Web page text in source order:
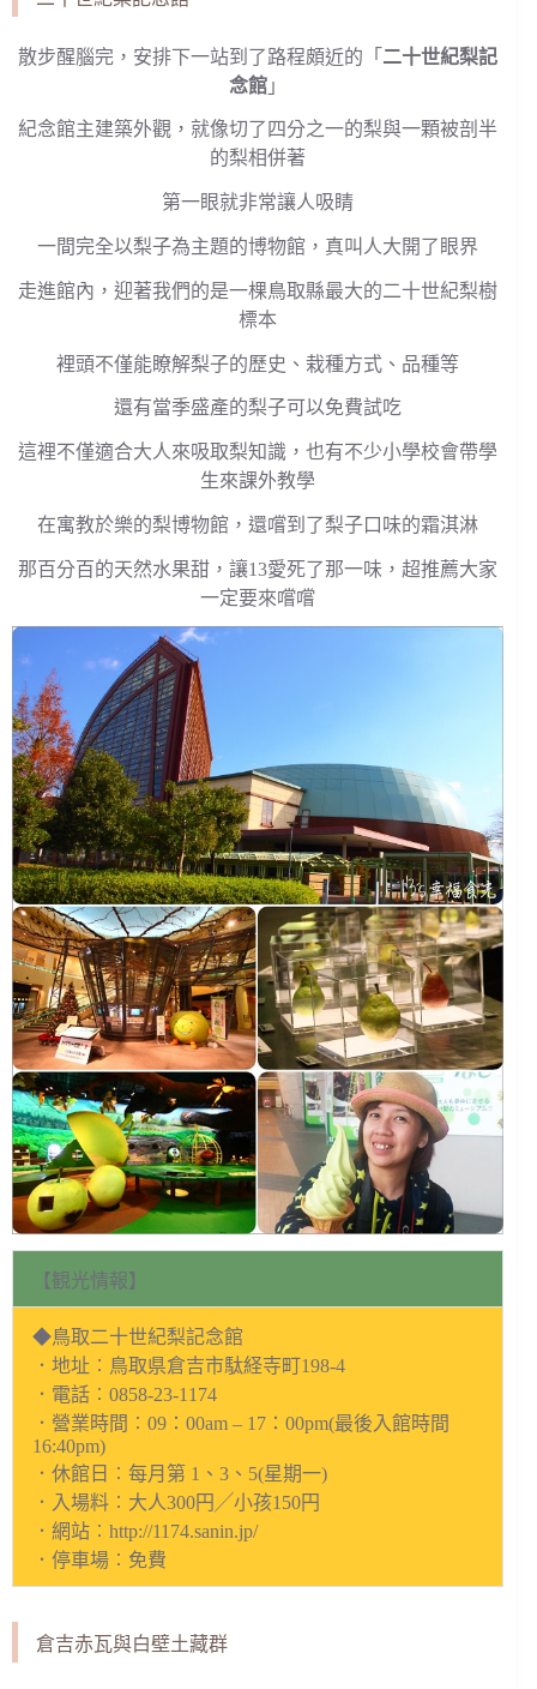
散步醒腦完，安排下一站到了路程頗近的「 二十世紀梨記
念館 」
紀念館主建築外觀，就像切了四分之一的梨與一顆被剖半
的梨相併著
第一眼就非常讓人吸睛
一間完全以梨子為主題的博物館，真叫人大開了眼界
走進館內，迎著我們的是一棵鳥取縣最大的二十世紀梨樹
標本
裡頭不僅能瞭解梨子的歷史、栽種方式、品種等
還有當季盛產的梨子可以免費試吃
這裡不僅適合大人來吸取梨知識，也有不少小學校會帶學
生來課外教學
在寓教於樂的梨博物館，還嚐到了梨子口味的霜淇淋
那百分百的天然水果甜，讓13愛死了那一味，超推薦大家
一定要來嚐嚐
【観光情報】
◆鳥取二十世紀梨記念館
．地址︰鳥取県倉吉市駄経寺町198-4
．電話︰0858-23-1174
．營業時間︰09：00am – 17：00pm(最後入館時間
16:40pm)
．休館日︰每月第 1、3、5(星期一)
．入場料︰大人300円╱小孩150円
．網站︰http://1174.sanin.jp/
．停車場︰免費
倉吉赤瓦與白壁土藏群